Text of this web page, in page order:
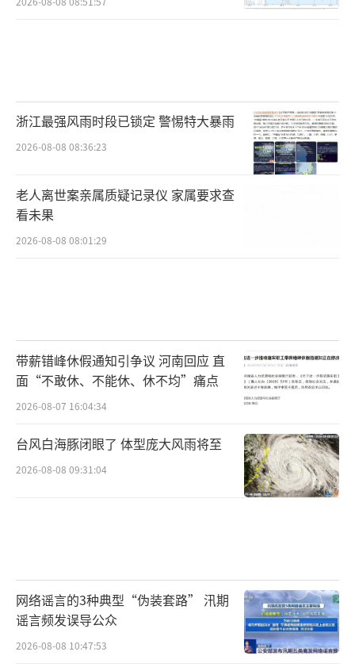
浙江最强风雨时段已锁定 警惕特大暴雨
2026-08-08 08:36:23
老人离世案亲属质疑记录仪 家属要求查
看未果
2026-08-08 08:01:29
带薪错峰休假通知引争议 河南回应 直
面“不敢休、不能休、休不均”痛点
2026-08-07 16:04:34
台风白海豚闭眼了 体型庞大风雨将至
2026-08-08 09:31:04
网络谣言的3种典型“伪装套路” 汛期
谣言频发误导公众
2026-08-08 10:47:53